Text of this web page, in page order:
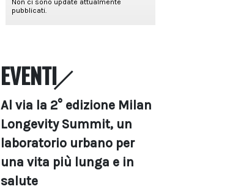
EVENTI
Al via la 2° edizione Milan
Longevity Summit, un
laboratorio urbano per
una vita più lunga e in
salute